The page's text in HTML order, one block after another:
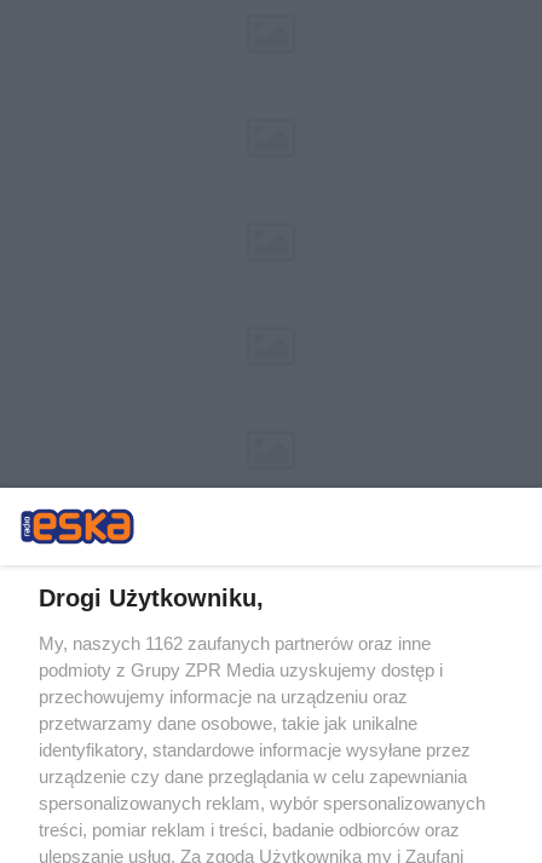
Żaden utwór zamieszczony w serwisie nie może być powielany i
rozpowszechniany lub dalej rozpowszechniany w jakikolwiek sposób (w
tym także elektroniczny lub mechaniczny) na jakimkolwiek polu
eksploatacji w jakiejkolwiek formie, włącznie z umieszczaniem w
Internecie bez pisemnej zgody właściciela praw. Jakiekolwiek użycie lub
wykorzystanie utworów w całości lub w części z naruszeniem prawa,
tzn. bez właściwej zgody, jest zabronione pod groźbą kary i może być
ścigane prawnie.
Drogi Użytkowniku,
My, naszych 1162 zaufanych partnerów oraz inne
podmioty z Grupy ZPR Media uzyskujemy dostęp i
przechowujemy informacje na urządzeniu oraz
przetwarzamy dane osobowe, takie jak unikalne
identyfikatory, standardowe informacje wysyłane przez
urządzenie czy dane przeglądania w celu zapewniania
spersonalizowanych reklam, wybór spersonalizowanych
treści, pomiar reklam i treści, badanie odbiorców oraz
ulepszanie usług. Za zgodą Użytkownika my i Zaufani